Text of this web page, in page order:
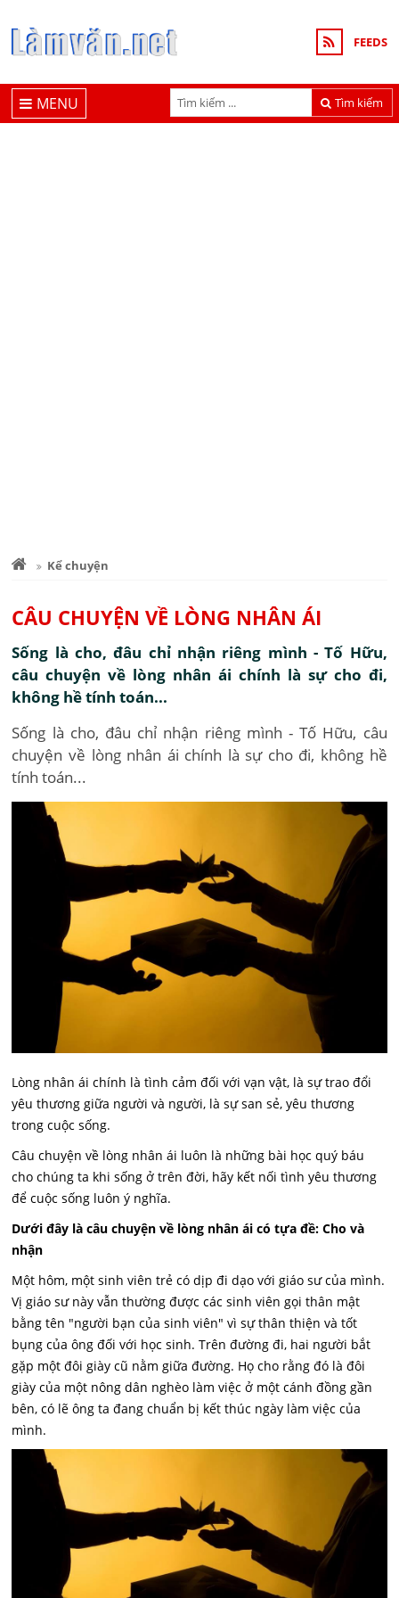
FEEDS
Tìm kiếm
MENU
Kể chuyện
CÂU CHUYỆN VỀ LÒNG NHÂN ÁI
Sống là cho, đâu chỉ nhận riêng mình - Tố Hữu,
câu chuyện về lòng nhân ái chính là sự cho đi,
không hề tính toán...
Sống là cho, đâu chỉ nhận riêng mình - Tố Hữu, câu
chuyện về lòng nhân ái chính là sự cho đi, không hề
tính toán...
Lòng nhân ái chính là tình cảm đối với vạn vật, là sự trao đổi
yêu thương giữa người và người, là sự san sẻ, yêu thương
trong cuộc sống.
Câu chuyện về lòng nhân ái luôn là những bài học quý báu
cho chúng ta khi sống ở trên đời, hãy kết nối tình yêu thương
để cuộc sống luôn ý nghĩa.
Dưới đây là câu chuyện về lòng nhân ái có tựa đề: Cho và
nhận
Một hôm, một sinh viên trẻ có dịp đi dạo với giáo sư của mình.
Vị giáo sư này vẫn thường được các sinh viên gọi thân mật
bằng tên "người bạn của sinh viên" vì sự thân thiện và tốt
bụng của ông đối với học sinh. Trên đường đi, hai người bắt
gặp một đôi giày cũ nằm giữa đường. Họ cho rằng đó là đôi
giày của một nông dân nghèo làm việc ở một cánh đồng gần
bên, có lẽ ông ta đang chuẩn bị kết thúc ngày làm việc của
mình.